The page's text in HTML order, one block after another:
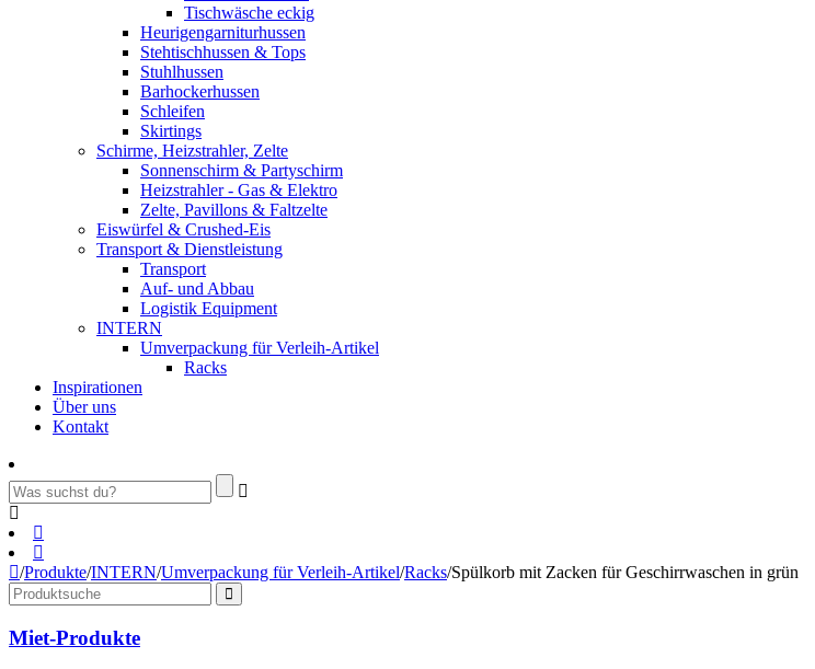
Tischwäsche eckig
Heurigengarniturhussen
Stehtischhussen & Tops
Stuhlhussen
Barhockerhussen
Schleifen
Skirtings
Schirme, Heizstrahler, Zelte
Sonnenschirm & Partyschirm
Heizstrahler - Gas & Elektro
Zelte, Pavillons & Faltzelte
Eiswürfel & Crushed-Eis
Transport & Dienstleistung
Transport
Auf- und Abbau
Logistik Equipment
INTERN
Umverpackung für Verleih-Artikel
Racks
Inspirationen
Über uns
Kontakt
/Produkte/INTERN/Umverpackung für Verleih-Artikel/Racks/Spülkorb mit Zacken für Geschirrwaschen in grün
Miet-Produkte